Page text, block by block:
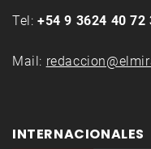
Tel: +54 9 3624 40 72
Mail:
INTERNACIONALES